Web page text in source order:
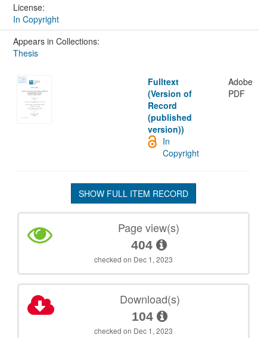
License:
In Copyright
Appears in Collections:
Thesis
Fulltext
(Version of
Record
(published
version))
Adobe
PDF
In
Copyright
SHOW FULL ITEM RECORD
Page view(s)
404
checked on Dec 1, 2023
Download(s)
104
checked on Dec 1, 2023